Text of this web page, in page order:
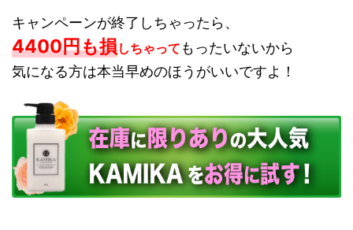
キャンペーンが終了しちゃったら、
4400円も損しちゃって もったいないから
気になる方は本当早めのほうがいいですよ！